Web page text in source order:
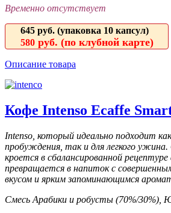
Временно отсутствует
645 руб. (упаковка 10 капсул)
580 руб. (по клубной карте)
Описание товара
Кофе Intenso Ecaffe
Intenso, который идеально подходит
пробуждения, так и для легкого
кроется в сбалансированной
превращается в напиток с
вкусом и ярким запоминающимся
Смесь Арабики и робусты (70%/30%),